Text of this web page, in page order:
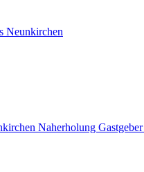
Neunkirchen
Naherholung Gastgeber